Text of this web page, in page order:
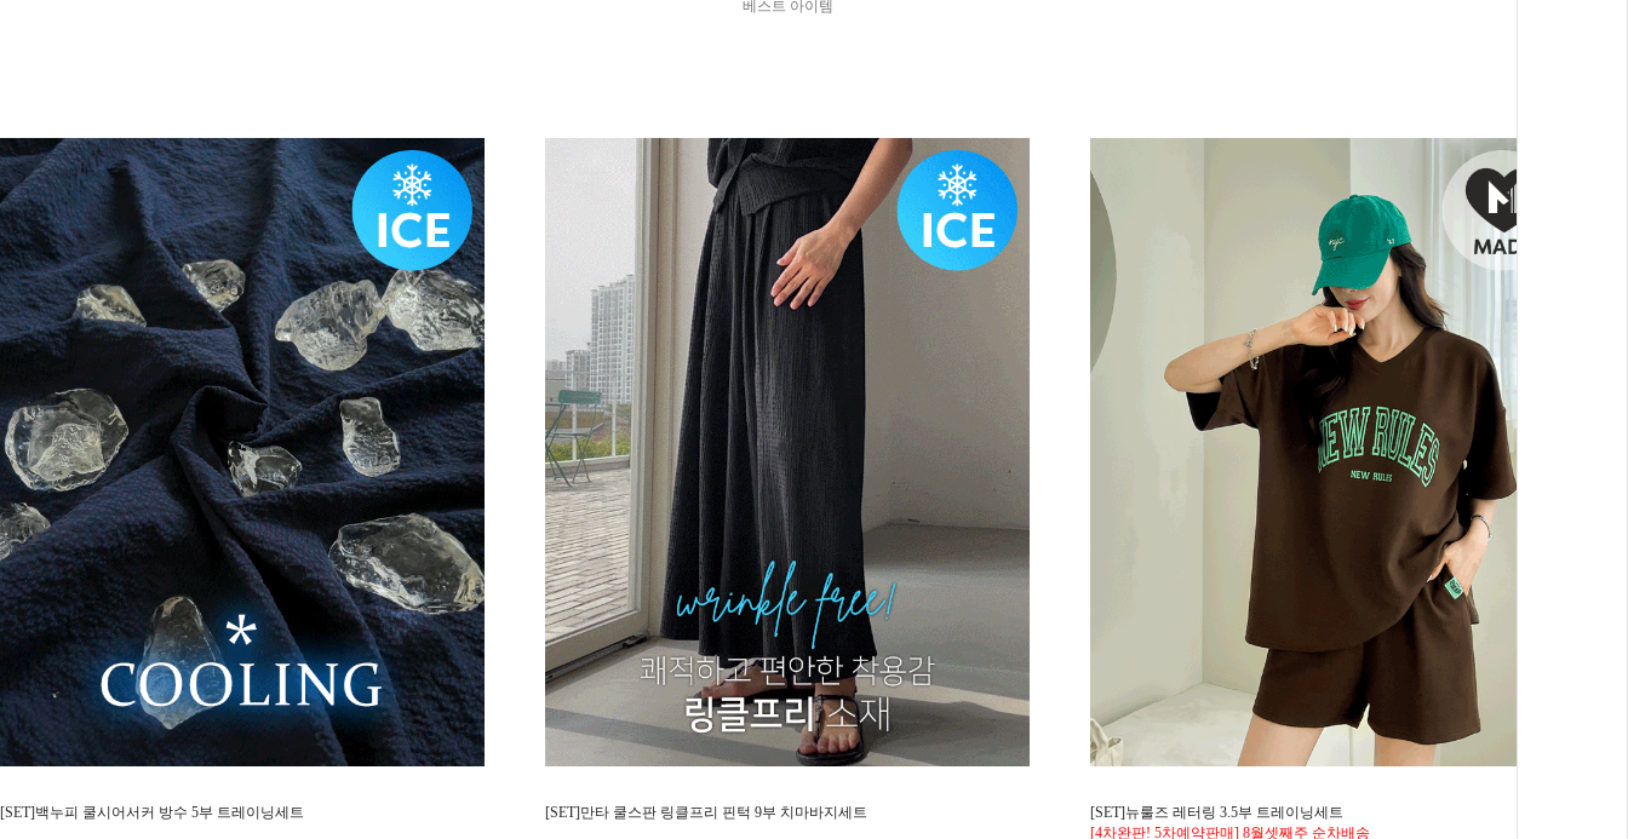
베스트 아이템
[SET]백누피 쿨시어서커 방수 5부 트레이닝세트 [SET]만타 쿨스판 링클프리 핀턱 9부 치마바지세트
[SET]뉴룰즈 레터링 3.5부 트레이닝세트
[4차완판! 5차예약판매] 8월셋째주 순차배송